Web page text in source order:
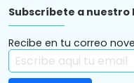
Subscríbete a nuestro
Recibe en tu correo